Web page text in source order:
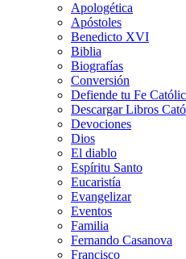
Apologética
Apóstoles
Benedicto XVI
Biblia
Biografías
Conversión
Defiende tu Fe
Descargar Libros
Devociones
Dios
El diablo
Espíritu Santo
Eucaristía
Evangelizar
Eventos
Familia
Fernando Casanova
Francisco